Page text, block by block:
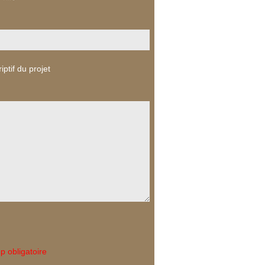
du projet
obligatoire